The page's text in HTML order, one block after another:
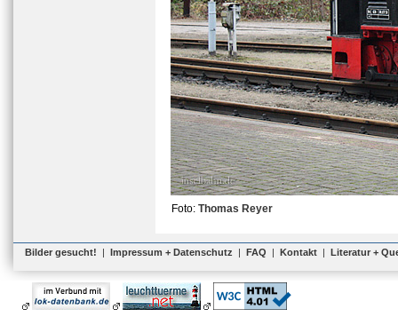
Foto: Thomas Reyer
Bilder gesucht! | Impressum + Datenschutz | FAQ | Kontakt | Literatur +